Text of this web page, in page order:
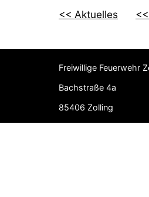
<< Aktuelles
Freiwillige Feuerwehr
Bachstraße 4a
85406 Zolling